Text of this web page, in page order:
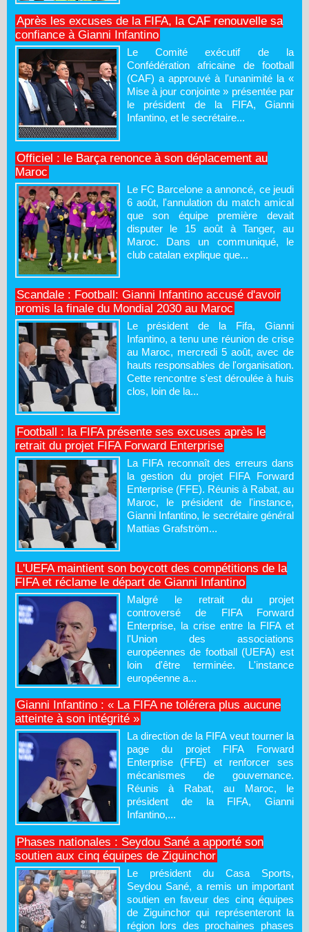
Après les excuses de la FIFA, la CAF renouvelle sa
confiance à Gianni Infantino
Le Comité exécutif de la
Confédération africaine de football
(CAF) a approuvé à l'unanimité la «
Mise à jour conjointe » présentée par
le président de la FIFA, Gianni
Infantino, et le secrétaire...
Officiel : le Barça renonce à son déplacement au
Maroc
Le FC Barcelone a annoncé, ce jeudi
6 août, l'annulation du match amical
que son équipe première devait
disputer le 15 août à Tanger, au
Maroc. Dans un communiqué, le
club catalan explique que...
Scandale : Football: Gianni Infantino accusé d'avoir
promis la finale du Mondial 2030 au Maroc
Le président de la Fifa, Gianni
Infantino, a tenu une réunion de crise
au Maroc, mercredi 5 août, avec de
hauts responsables de l'organisation.
Cette rencontre s'est déroulée à huis
clos, loin de la...
Football : la FIFA présente ses excuses après le
retrait du projet FIFA Forward Enterprise
La FIFA reconnaît des erreurs dans
la gestion du projet FIFA Forward
Enterprise (FFE). Réunis à Rabat, au
Maroc, le président de l'instance,
Gianni Infantino, le secrétaire général
Mattias Grafström...
L'UEFA maintient son boycott des compétitions de la
FIFA et réclame le départ de Gianni Infantino
Malgré le retrait du projet
controversé de FIFA Forward
Enterprise, la crise entre la FIFA et
l'Union des associations
européennes de football (UEFA) est
loin d'être terminée. L'instance
européenne a...
Gianni Infantino : « La FIFA ne tolérera plus aucune
atteinte à son intégrité »
La direction de la FIFA veut tourner la
page du projet FIFA Forward
Enterprise (FFE) et renforcer ses
mécanismes de gouvernance.
Réunis à Rabat, au Maroc, le
président de la FIFA, Gianni
Infantino,...
Phases nationales : Seydou Sané a apporté son
soutien aux cinq équipes de Ziguinchor
Le président du Casa Sports,
Seydou Sané, a remis un important
soutien en faveur des cinq équipes
de Ziguinchor qui représenteront la
région lors des prochaines phases